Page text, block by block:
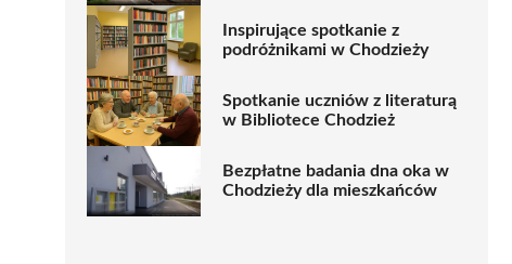
Inspirujące spotkanie z
podróżnikami w Chodzieży
Spotkanie uczniów z literaturą
w Bibliotece Chodzież
Bezpłatne badania dna oka w
Chodzieży dla mieszkańców